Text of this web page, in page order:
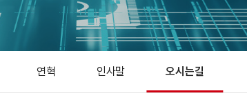
연혁 인사말 오시는길